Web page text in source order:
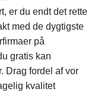
er du endt det rette
med de dygtigste
på
gratis kan
Drag fordel af vor
kvalitet